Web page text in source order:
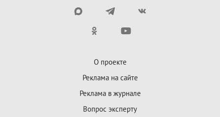
О проекте
Реклама на сайте
Реклама в журнале
Вопрос эксперту